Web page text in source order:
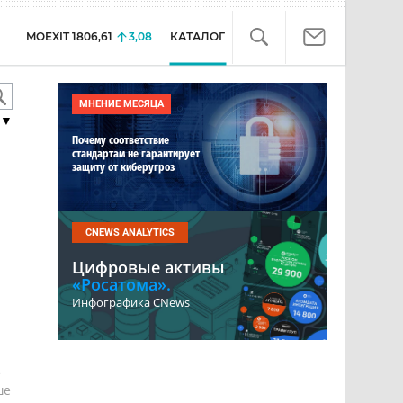
MOEXIT 1806,61 3,08 КАТАЛОГ
МНЕНИЕ МЕСЯЦА
Почему соответствие
стандартам не гарантирует
защиту от киберугроз
CNEWS ANALYTICS
Цифровые активы
«Росатома».
Инфографика CNews